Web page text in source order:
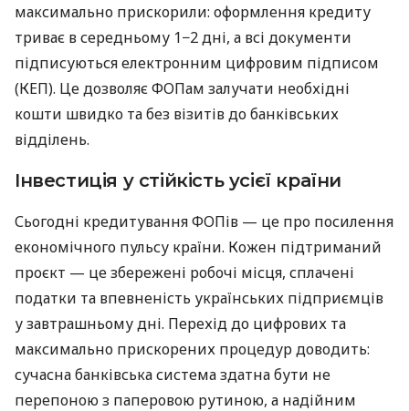
максимально прискорили: оформлення кредиту
триває в середньому 1−2 дні, а всі документи
підписуються електронним цифровим підписом
(КЕП). Це дозволяє ФОПам залучати необхідні
кошти швидко та без візитів до банківських
відділень.
Інвестиція у стійкість усієї країни
Сьогодні кредитування ФОПів — це про посилення
економічного пульсу країни. Кожен підтриманий
проєкт — це збережені робочі місця, сплачені
податки та впевненість українських підприємців
у завтрашньому дні. Перехід до цифрових та
максимально прискорених процедур доводить:
сучасна банківська система здатна бути не
перепоною з паперовою рутиною, а надійним